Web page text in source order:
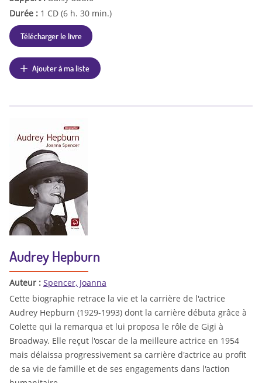
Durée : 1 CD (6 h. 30 min.)
Télécharger le livre
Ajouter à ma liste
Audrey Hepburn
Auteur : Spencer, Joanna
Cette biographie retrace la vie et la carrière de l'actrice
Audrey Hepburn (1929-1993) dont la carrière débuta grâce à
Colette qui la remarqua et lui proposa le rôle de Gigi à
Broadway. Elle reçut l'oscar de la meilleure actrice en 1954
mais délaissa progressivement sa carrière d'actrice au profit
de sa vie de famille et de ses engagements dans l'action